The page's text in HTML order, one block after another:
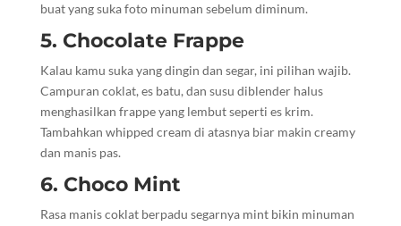
buat yang suka foto minuman sebelum diminum.
5. Chocolate Frappe
Kalau kamu suka yang dingin dan segar, ini pilihan wajib.
Campuran coklat, es batu, dan susu diblender halus
menghasilkan frappe yang lembut seperti es krim.
Tambahkan whipped cream di atasnya biar makin creamy
dan manis pas.
6. Choco Mint
Rasa manis coklat berpadu segarnya mint bikin minuman